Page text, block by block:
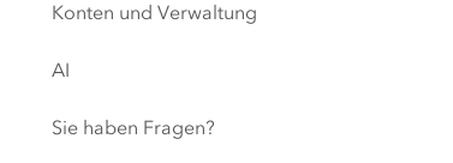
Konten und Verwaltung
AI
Sie haben Fragen?